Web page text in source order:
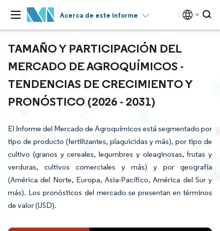
Acerca de este informe
TAMAÑO Y PARTICIPACIÓN DEL
MERCADO DE AGROQUÍMICOS -
TENDENCIAS DE CRECIMIENTO Y
PRONÓSTICO (2026 - 2031)
El Informe del Mercado de Agroquímicos está segmentado por
tipo de producto (fertilizantes, plaguicidas y más), por tipo de
cultivo (granos y cereales, legumbres y oleaginosas, frutas y
verduras, cultivos comerciales y más) y por geografía
(América del Norte, Europa, Asia-Pacífico, América del Sur y
más). Los pronósticos del mercado se presentan en términos
de valor (USD).